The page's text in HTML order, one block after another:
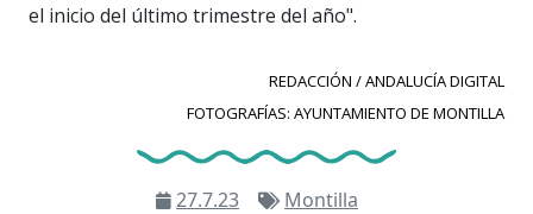
el inicio del último trimestre del año".
REDACCIÓN / ANDALUCÍA DIGITAL
FOTOGRAFÍAS: AYUNTAMIENTO DE MONTILLA
27.7.23 Montilla